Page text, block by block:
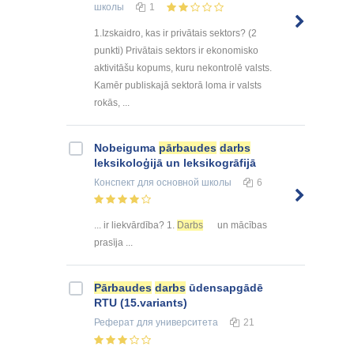
школы
1
1.Izskaidro, kas ir privātais sektors? (2
punkti) Privātais sektors ir ekonomisko
aktivitāšu kopums, kuru nekontrolē valsts.
Kamēr publiskajā sektorā loma ir valsts
rokās, ...
Nobeiguma pārbaudes darbs
leksikoloģijā un leksikogrāfijā
Конспект для основной школы 6
... ir liekvārdība? 1. Darbs
un mācības
prasīja ...
Pārbaudes darbs ūdensapgādē
RTU (15.variants)
Реферат для университета 21